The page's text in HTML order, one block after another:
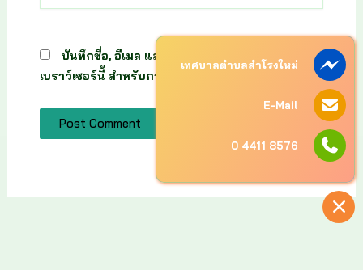
บันทึกชื่อ, อีเมล และชื่อเว็บไซต์ของฉันบน
เบราว์เซอร์นี้ สำหรับการแสดงความเห็นครั้งถัดไป
เทศบาลตำบลสำโรงใหม่
E-Mail
0 4411 8576